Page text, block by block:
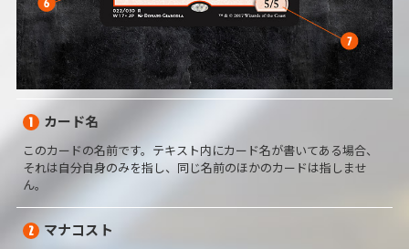
1 カード名
このカードの名前です。テキスト内にカード名が書いてある場合、
それは自分自身のみを指し、同じ名前のほかのカードは指しませ
ん。
2 マナコスト